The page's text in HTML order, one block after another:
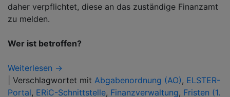
daher verpflichtet, diese an das zuständige Finanzamt
zu melden.
Wer ist betroffen?
Weiterlesen →
Verschlagwortet mit Abgabenordnung (AO) , ELSTER-
Portal, ERiC-Schnittstelle, Finanzverwaltung, Fristen (1.